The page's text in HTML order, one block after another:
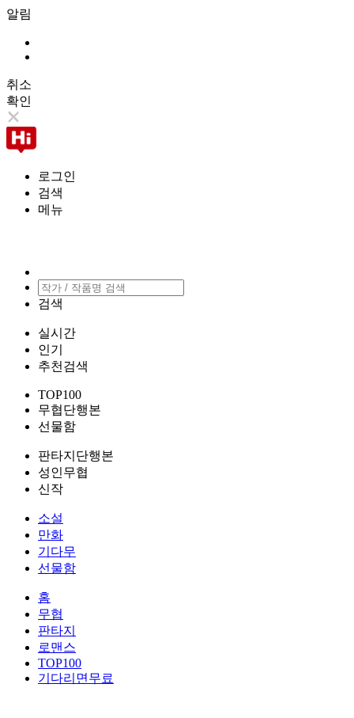
알림
취소
확인
로그인
검색
메뉴
검색
실시간
인기
추천검색
TOP100
무협단행본
선물함
판타지단행본
성인무협
신작
소설
만화
기다무
선물함
홈
무협
판타지
로맨스
TOP100
기다리면무료